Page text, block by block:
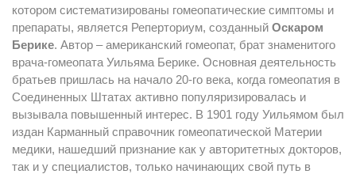
котором систематизированы гомеопатические симптомы и
препараты, является Реперториум, созданный Оскаром
Берике. Автор – американский гомеопат, брат знаменитого
врача-гомеопата Уильяма Берике. Основная деятельность
братьев пришлась на начало 20-го века, когда гомеопатия в
Соединенных Штатах активно популяризировалась и
вызывала повышенный интерес. В 1901 году Уильямом был
издан Карманный справочник гомеопатической Материи
медики, нашедший признание как у авторитетных докторов,
так и у специалистов, только начинающих свой путь в